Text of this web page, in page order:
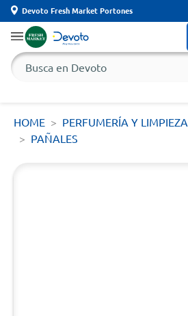
Devoto Fresh Market Portones
HOME PERFUMERÍA Y LIMPIEZA
PAÑALES